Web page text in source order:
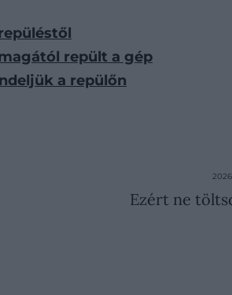
repült a gép
a repülőn
Ezért ne